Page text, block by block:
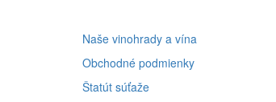
Naše vinohrady a vína
Obchodné podmienky
Štatút súťaže